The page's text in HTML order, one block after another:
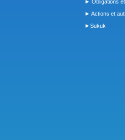
► Obligations
► Actions et
►Sukuk